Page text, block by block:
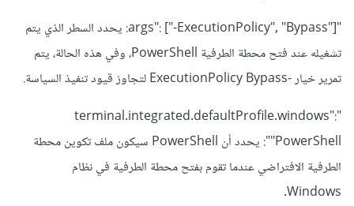
"args": ["-ExecutionPolicy", "Bypass"]: يحدد السطر الذي يتم
تشغيله عند فتح محطة الطرفية PowerShell، وفي هذه الحالة، يتم
تمرير خيار -ExecutionPolicy Bypass لتجاوز قيود تنفيذ السياسة.
"terminal.integrated.defaultProfile.windows":
"PowerShell": يحدد أن PowerShell سيكون ملف تكوين محطة
الطرفية الافتراضي عندما تقوم بفتح محطة الطرفية في نظام
Windows.